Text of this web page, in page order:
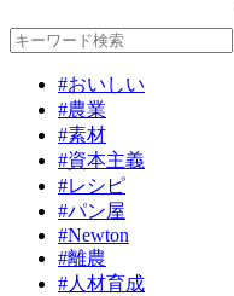
#おいしい
#農業
#素材
#資本主義
#レシピ
#パン屋
#Newton
#離農
#人材育成